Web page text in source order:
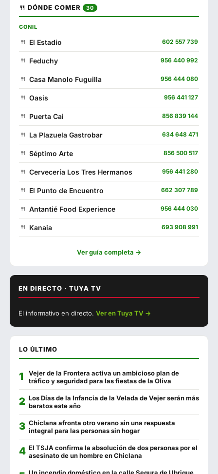
🍴 DÓNDE COMER 30
CONIL
El Estadio 602 557 739
Feduchy 956 440 992
Casa Manolo Fuguilla 956 444 080
Oasis 956 441 127
Puerta Cai 856 839 144
La Plazuela Gastrobar 634 648 471
Séptimo Arte 856 500 517
Cervecería Los Tres Hermanos 956 441 280
El Punto de Encuentro 662 307 789
Antantié Food Experience 956 444 030
Kanaia 693 908 991
Malabata 625 293 879
La Fontanilla 956 441 130
La Escama 722 639 971
Restaurante Playa 956 440 197
Tascón La Pasajera 956 456 159
Campito 623 228 283
Francisco Fontanilla
Camping Faro 956 444 096
El Pasaje
Ver guía completa →
EN DIRECTO · TUYA TV
EN DIRECTO
El informativo en directo. Ver en Tuya TV →
LO ÚLTIMO
Vejer de la Frontera activa un ambicioso plan de
tráfico y seguridad para las fiestas de la Oliva
Los Días de la Infancia de la Velada de Vejer serán más
baratos este año
Chiclana afronta otro verano sin una respuesta
integral para las personas sin hogar
El TSJA confirma la absolución de dos personas por el
asesinato de un hombre en Chiclana
Un incendio doméstico en la calle Segura de Ubrique